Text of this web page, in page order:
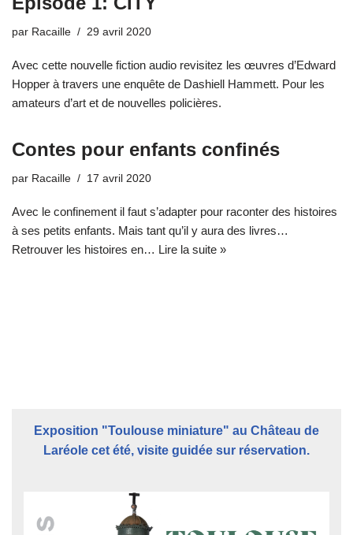
par Racaille 29 avril 2020
Avec cette nouvelle fiction audio revisitez les œuvres d’Edward
Hopper à travers une enquête de Dashiell Hammett. Pour les
amateurs d’art et de nouvelles policières.
Contes pour enfants confinés
par Racaille 17 avril 2020
Avec le confinement il faut s’adapter pour raconter des histoires
à ses petits enfants. Mais tant qu’il y aura des livres…
Retrouver les histoires en… Lire la suite »
Exposition "Toulouse miniature" au Château de
Laréole cet été, visite guidée sur réservation.